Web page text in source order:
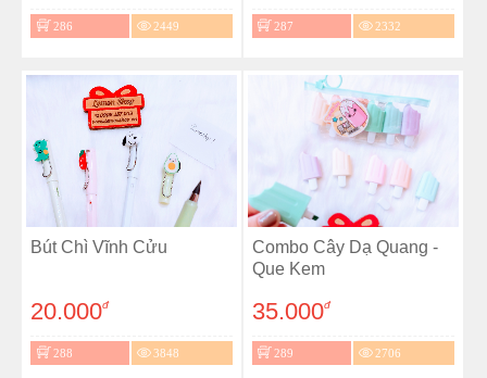
286 2449 287 2332
Bút Chì Vĩnh Cửu
20.000đ
288 3848
Combo Cây Dạ Quang -
Que Kem
35.000đ
289 2706